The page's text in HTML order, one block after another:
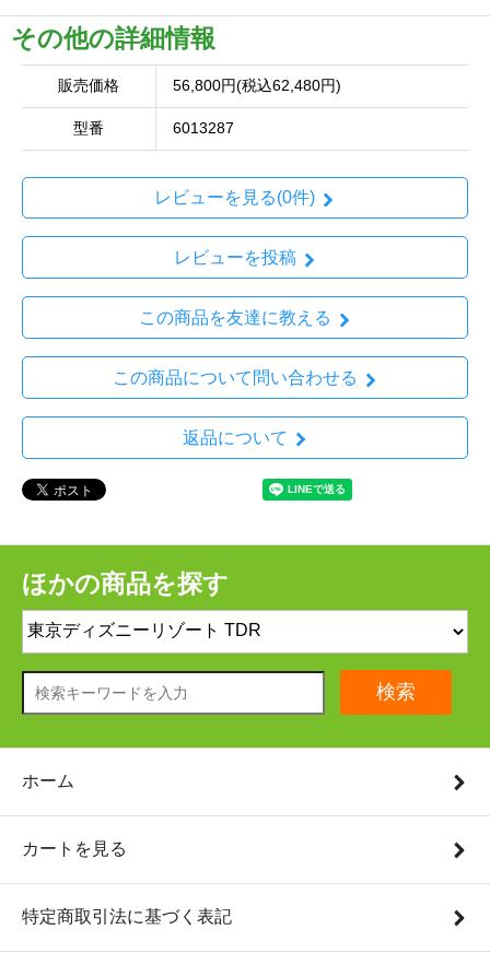
その他の詳細情報
販売価格 56,800円(税込62,480円)
型番 6013287
レビューを見る(0件)
レビューを投稿
この商品を友達に教える
この商品について問い合わせる
返品について
ほかの商品を探す
検索
ホーム
カートを見る
特定商取引法に基づく表記